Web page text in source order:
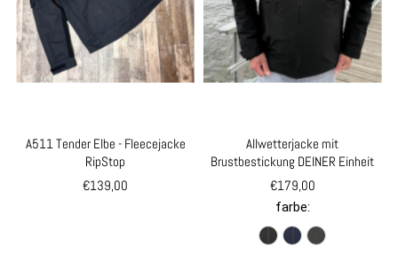
A511 Tender Elbe - Fleecejacke
RipStop
€139,00
Allwetterjacke mit
Brustbestickung DEINER Einheit
€179,00
farbe: